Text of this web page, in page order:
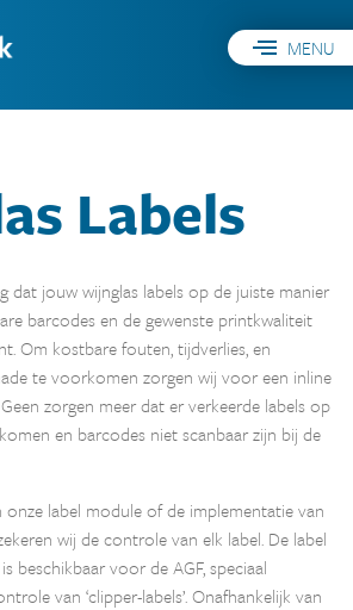
MENU
Labels
dat jouw wijnglas labels op de juiste manier
barcodes en de gewenste printkwaliteit
Om kostbare fouten, tijdverlies, en
te voorkomen zorgen wij voor een inline
zorgen meer dat er verkeerde labels op
en barcodes niet scanbaar zijn bij de
label module of de implementatie van
wij de controle van elk label. De label
beschikbaar voor de AGF, speciaal
van ‘clipper-labels’. Onafhankelijk van